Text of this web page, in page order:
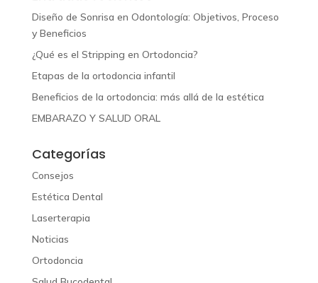
Diseño de Sonrisa en Odontología: Objetivos, Proceso
y Beneficios
¿Qué es el Stripping en Ortodoncia?
Etapas de la ortodoncia infantil
Beneficios de la ortodoncia: más allá de la estética
EMBARAZO Y SALUD ORAL
Categorías
Consejos
Estética Dental
Laserterapia
Noticias
Ortodoncia